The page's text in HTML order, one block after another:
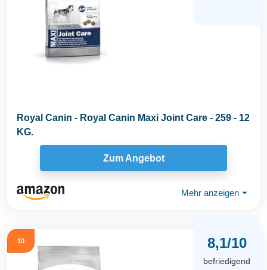
Royal Canin - Royal Canin Maxi Joint Care - 259 - 12
KG.
Zum Angebot
Mehr anzeigen ⏷
10 8,1/10
befriedigend